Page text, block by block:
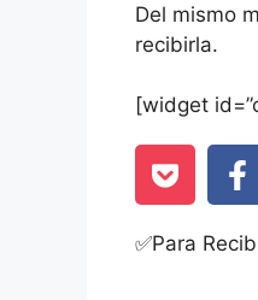
Del mismo
recibirla.
[widget
✅Para